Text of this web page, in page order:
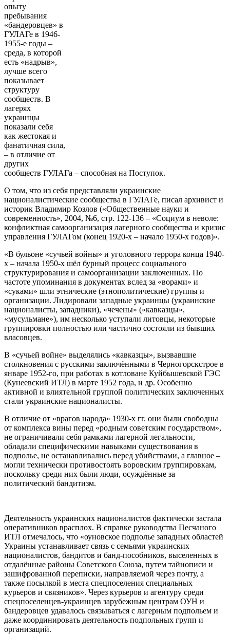
опыту
пребывания
«бандеровцев» в
ГУЛАГе в 1946-
1955-е годы –
среда, в которой
есть «надрыв»,
лучше всего
показывает
структуру
сообществ. В
лагерях
украинцы
показали себя
как жестокая и
фанатичная сила,
– в отличие от
других
сообществ ГУЛАГа – способная на Поступок.
О том, что из себя представляли украинские
националистические сообщества в ГУЛАГе, писал архивист и
историк Владимир Козлов («Общественные науки и
современность», 2004, №6, стр. 122-136 – «Социум в неволе:
конфликтная самоорганизация лагерного сообщества и кризис
управления ГУЛАГом (конец 1920-х – начало 1950-х годов)».
«В бульоне «сучьей войны» и уголовного террора конца 1940-
х – начала 1950-х шёл бурный процесс социального
структурирования и самоорганизации заключенных. По
частоте упоминания в документах вслед за «ворами» и
«суками» шли этнические (этнополитические) группы и
организации. Лидировали западные украинцы (украинские
националисты, западники), «чечены» («кавказцы»,
«мусульмане»), им несколько уступали литовцы, некоторые
группировки полностью или частично состояли из бывших
власовцев.
В «сучьей войне» выделялись «кавказцы», вызвавшие
столкновения с русскими заключёнными в Черногорскстрое в
январе 1952-го, при работах в котловане Куйбышевской ГЭС
(Кунеевский ИТЛ) в марте 1952 года, и др. Особенно
активной и влиятельной группой политических заключенных
стали украинские националисты.
В отличие от «врагов народа» 1930-х гг. они были свободны
от комплекса вины перед «родным советским государством»,
не ограничивали себя рамками лагерной легальности,
обладали специфическими навыками существования в
подполье, не останавливались перед убийствами, а главное –
могли технически противостоять воровским группировкам,
поскольку среди них были люди, осуждённые за
политический бандитизм.
Деятельность украинских националистов фактически застала
оперативников врасплох. В справке руководства Песчаного
ИТЛ отмечалось, что «оуновское подполье западных областей
Украины устанавливает связь с семьями украинских
националистов, бандитов и банд-пособников, выселенных в
отдалённые районы Советского Союза, путем тайнописи и
зашифрованной переписки, направляемой через почту, а
также посылкой в места спецпоселения специальных
курьеров и связников». Через курьеров и агентуру среди
спецпоселенцев-украинцев зарубежным центрам ОУН и
бандеровцев удавалось связываться с лагерным подпольем и
даже координировать деятельность подпольных групп и
организаций.